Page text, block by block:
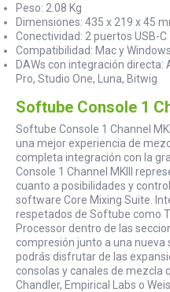
Peso: 2.08 Kg
Dimensiones: 435 x 219 x 45
Conectividad: 2 puertos USB-C
Compatibilidad: Mac y Windows
DAWs con integración directa:
Pro, Studio One, Luna, Bitwig
Softube Console 1
Softube Console 1 Channel
una mejor experiencia de
completa integración con la
Console 1 Channel MKIII
cuanto a posibilidades y
software Core Mixing Suite.
respetados de Softube como
Processor dentro de las
compresión junto a una nueva
podrás disfrutar de las
consolas y canales de mezcla
Chandler, Empirical Labs o